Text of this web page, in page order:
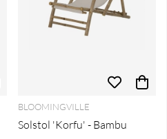
BLOOMINGVILLE
Solstol 'Korfu' - Bambu